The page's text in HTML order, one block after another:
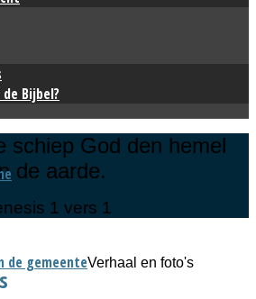
Bijbel?
de gemeenteVerhaal en foto's
schiep God den hemel
de aarde.
1 vers 1